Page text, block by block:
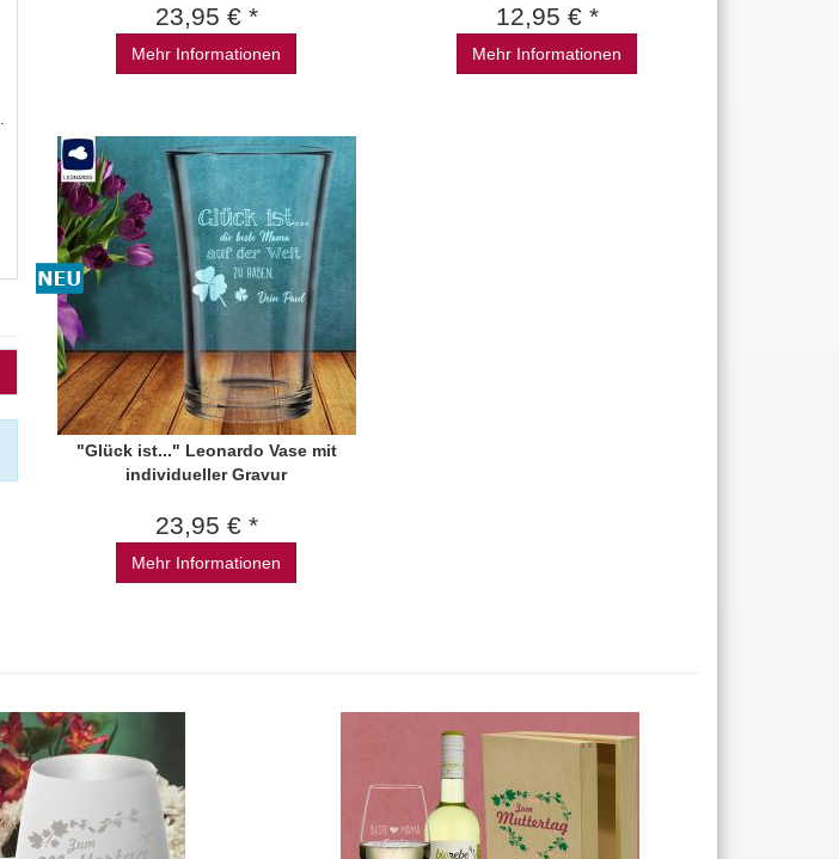
23,95 € *
Mehr Informationen
12,95 € *
Mehr Informationen
"Glück ist..." Leonardo Vase mit
individueller Gravur
23,95 € *
Mehr Informationen